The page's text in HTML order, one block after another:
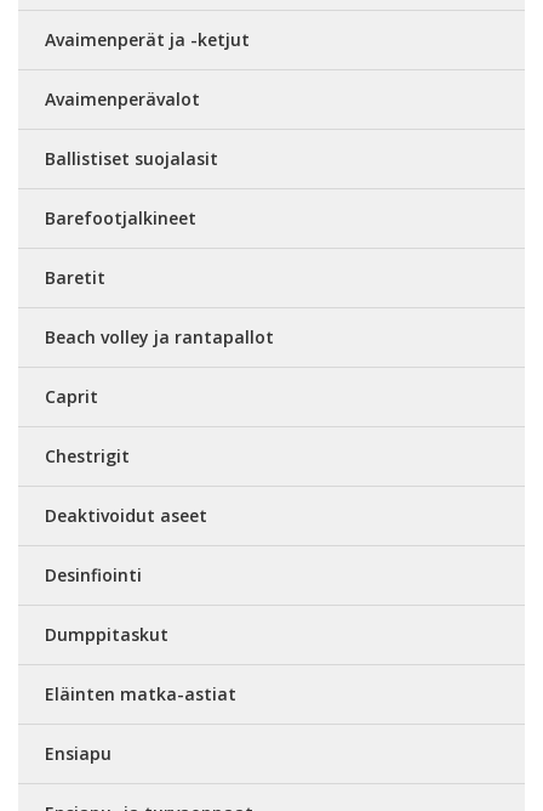
Avaimenperät ja -ketjut
Avaimenperävalot
Ballistiset suojalasit
Barefootjalkineet
Baretit
Beach volley ja rantapallot
Caprit
Chestrigit
Deaktivoidut aseet
Desinfiointi
Dumppitaskut
Eläinten matka-astiat
Ensiapu